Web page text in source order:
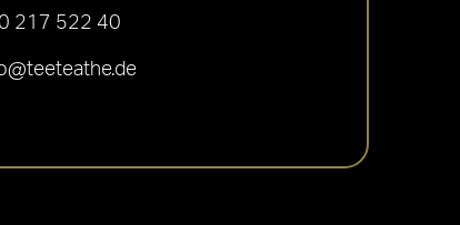
217 522 40